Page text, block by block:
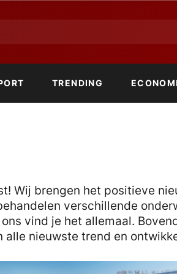
TRENDING
Wij brengen het positieve
verschillende
vind je het allemaal.
nieuwste trend en